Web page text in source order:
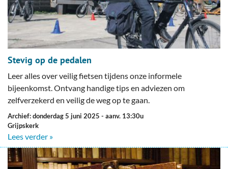
Stevig op de pedalen
Leer alles over veilig fietsen tijdens onze informele
bijeenkomst. Ontvang handige tips en adviezen om
zelfverzekerd en veilig de weg op te gaan.
Archief: donderdag 5 juni 2025 - aanv. 13:30u
Grijpskerk
Lees verder »